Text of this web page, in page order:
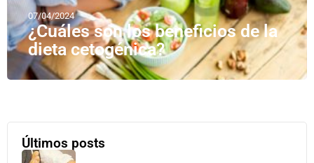
07/04/2024
¿Cuáles son los beneficios de la
dieta cetogénica?
Últimos posts